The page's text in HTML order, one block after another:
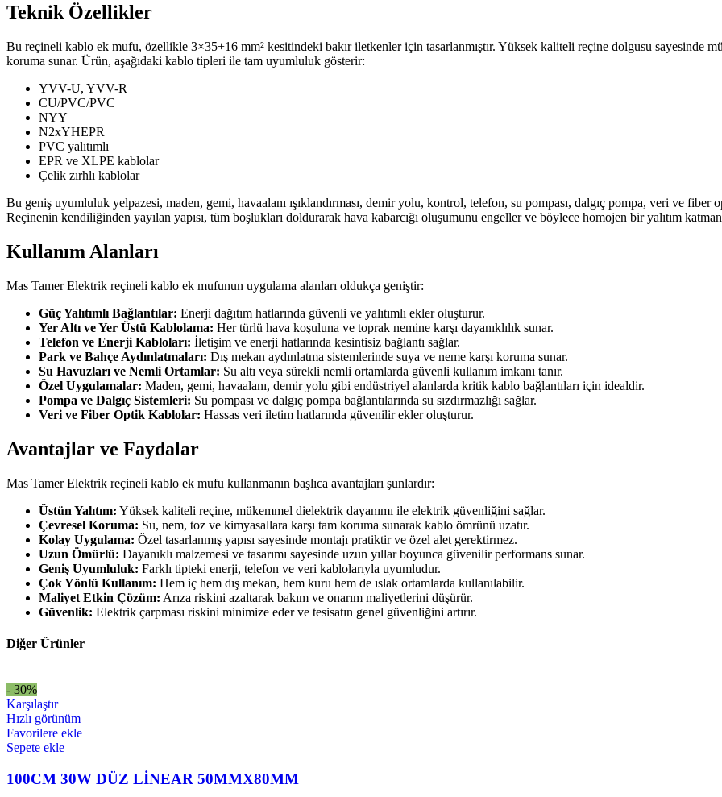
Teknik Özellikler
Bu reçineli kablo ek mufu, özellikle 3×35+16 mm² kesitindeki bakır iletkenler için tasarlanmıştır. Yüksek kaliteli reçine dolgusu sayesinde
koruma sunar. Ürün, aşağıdaki kablo tipleri ile tam uyumluluk gösterir:
YVV-U, YVV-R
CU/PVC/PVC
NYY
N2xYHEPR
PVC yalıtımlı
EPR ve XLPE kablolar
Çelik zırhlı kablolar
Bu geniş uyumluluk yelpazesi, maden, gemi, havaalanı ışıklandırması, demir yolu, kontrol, telefon, su pompası, dalgıç pompa, veri ve fiber
Reçinenin kendiliğinden yayılan yapısı, tüm boşlukları doldurarak hava kabarcığı oluşumunu engeller ve böylece homojen bir yalıtım
Kullanım Alanları
Mas Tamer Elektrik reçineli kablo ek mufunun uygulama alanları oldukça geniştir:
Güç Yalıtımlı Bağlantılar: Enerji dağıtım hatlarında güvenli ve yalıtımlı ekler oluşturur.
Yer Altı ve Yer Üstü Kablolama: Her türlü hava koşuluna ve toprak nemine karşı dayanıklılık sunar.
Telefon ve Enerji Kabloları: İletişim ve enerji hatlarında kesintisiz bağlantı sağlar.
Park ve Bahçe Aydınlatmaları: Dış mekan aydınlatma sistemlerinde suya ve neme karşı koruma sunar.
Su Havuzları ve Nemli Ortamlar: Su altı veya sürekli nemli ortamlarda güvenli kullanım imkanı tanır.
Özel Uygulamalar: Maden, gemi, havaalanı, demir yolu gibi endüstriyel alanlarda kritik kablo bağlantıları için idealdir.
Pompa ve Dalgıç Sistemleri: Su pompası ve dalgıç pompa bağlantılarında su sızdırmazlığı sağlar.
Veri ve Fiber Optik Kablolar: Hassas veri iletim hatlarında güvenilir ekler oluşturur.
Avantajlar ve Faydalar
Mas Tamer Elektrik reçineli kablo ek mufu kullanmanın başlıca avantajları şunlardır:
Üstün Yalıtım: Yüksek kaliteli reçine, mükemmel dielektrik dayanımı ile elektrik güvenliğini sağlar.
Çevresel Koruma: Su, nem, toz ve kimyasallara karşı tam koruma sunarak kablo ömrünü uzatır.
Kolay Uygulama: Özel tasarlanmış yapısı sayesinde montajı pratiktir ve özel alet gerektirmez.
Uzun Ömürlü: Dayanıklı malzemesi ve tasarımı sayesinde uzun yıllar boyunca güvenilir performans sunar.
Geniş Uyumluluk: Farklı tipteki enerji, telefon ve veri kablolarıyla uyumludur.
Çok Yönlü Kullanım: Hem iç hem dış mekan, hem kuru hem de ıslak ortamlarda kullanılabilir.
Maliyet Etkin Çözüm: Arıza riskini azaltarak bakım ve onarım maliyetlerini düşürür.
Güvenlik: Elektrik çarpması riskini minimize eder ve tesisatın genel güvenliğini artırır.
Diğer Ürünler
- 30%
Karşılaştır
Hızlı görünüm
Favorilere ekle
Sepete ekle
100CM 30W DÜZ LİNEAR 50MMX80MM